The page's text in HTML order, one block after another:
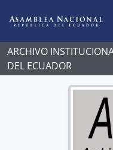
ARCHIVO
DEL ECUADOR